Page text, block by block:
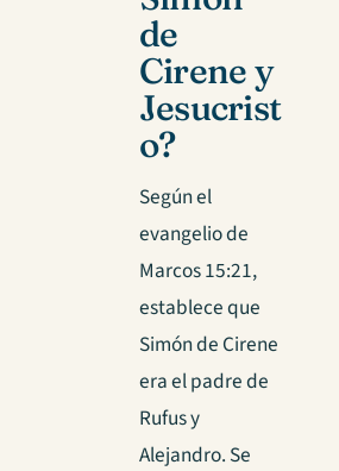
de
Cirene y
Jesucrist
o?
Según el
evangelio de
Marcos 15:21,
establece que
Simón de Cirene
era el padre de
Rufus y
Alejandro. Se